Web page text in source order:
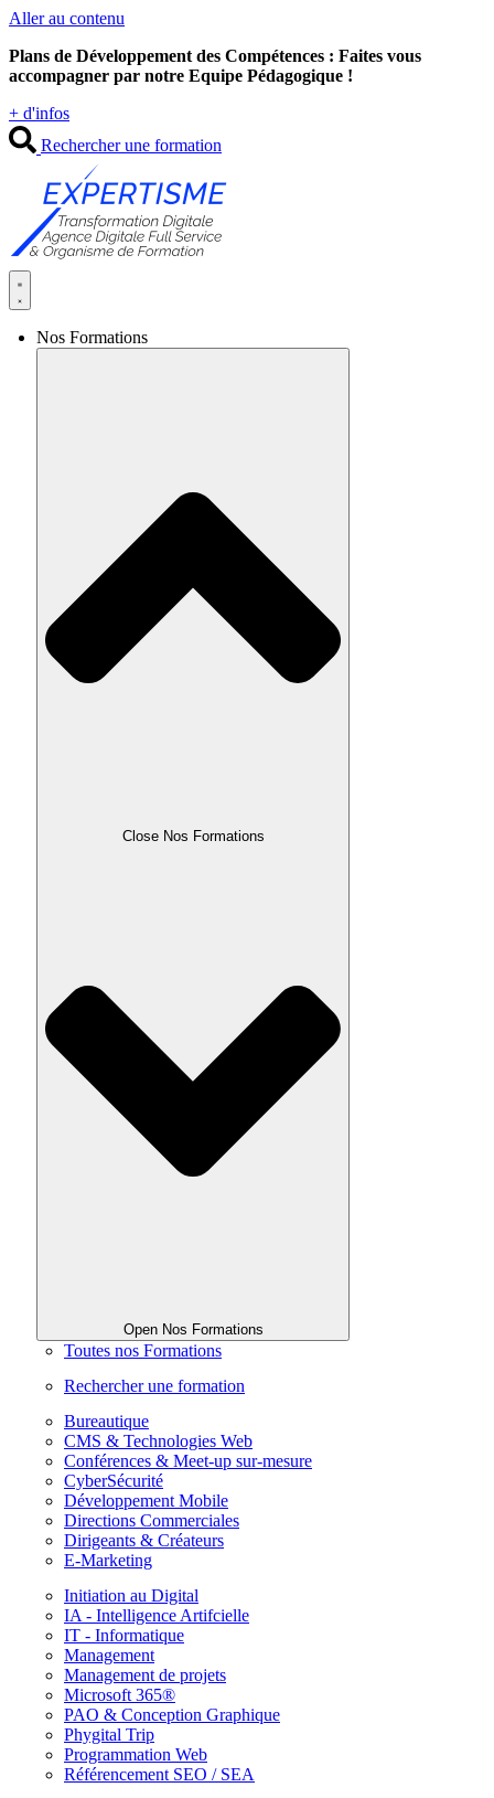
Aller au contenu
Plans de Développement des Compétences : Faites vous
accompagner par notre Equipe Pédagogique !
+ d'infos
Rechercher une formation
Nos Formations
Close Nos Formations
Open Nos Formations
Toutes nos Formations
Rechercher une formation
Bureautique
CMS & Technologies Web
Conférences & Meet-up sur-mesure
CyberSécurité
Développement Mobile
Directions Commerciales
Dirigeants & Créateurs
E-Marketing
Initiation au Digital
IA - Intelligence Artifcielle
IT - Informatique
Management
Management de projets
Microsoft 365®
PAO & Conception Graphique
Phygital Trip
Programmation Web
Référencement SEO / SEA